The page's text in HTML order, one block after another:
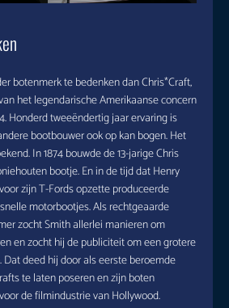
botenmerk te bedenken dan Chris*Craft,
het legendarische Amerikaanse concern
Honderd tweeëndertig jaar ervaring is
bootbouwer ook op kan bogen. Het
In 1874 bouwde de 13-jarige Chris
bootje. En in de tijd dat Henry
zijn T-Fords opzette produceerde
motorbootjes. Als rechtgeaarde
zocht Smith allerlei manieren om
en zocht hij de publiciteit om een grotere
deed hij door als eerste beroemde
te laten poseren en zijn boten
de filmindustrie van Hollywood.